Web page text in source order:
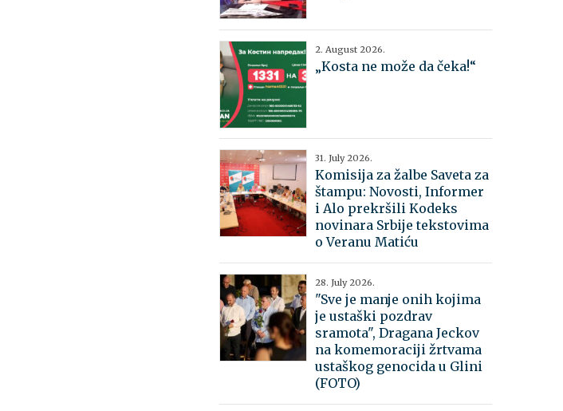
2. August 2026.
„Kosta ne može da čeka!“
31. July 2026.
Komisija za žalbe Saveta za
štampu: Novosti, Informer
i Alo prekršili Kodeks
novinara Srbije tekstovima
o Veranu Matiću
28. July 2026.
"Sve je manje onih kojima
je ustaški pozdrav
sramota", Dragana Jeckov
na komemoraciji žrtvama
ustaškog genocida u Glini
(FOTO)